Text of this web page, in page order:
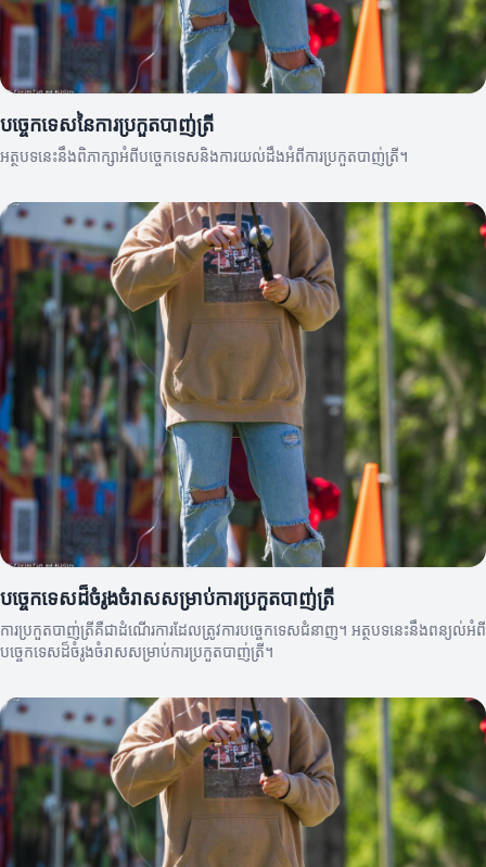
បច្ចេកទេសនៃការប្រកួតបាញ់ត្រី
អត្ថបទនេះនឹងពិភាក្សាអំពីបច្ចេកទេសនិងការយល់ដឹងអំពីការប្រកួតបាញ់ត្រី។
បច្ចេកទេសដ៏ចំរូងចំរាសសម្រាប់ការប្រកួតបាញ់ត្រី
ការប្រកួតបាញ់ត្រីគឺជាដំណើរការដែលត្រូវការបច្ចេកទេសជំនាញ។ អត្ថបទនេះនឹងពន្យល់អំពី
បច្ចេកទេសដ៏ចំរូងចំរាសសម្រាប់ការប្រកួតបាញ់ត្រី។